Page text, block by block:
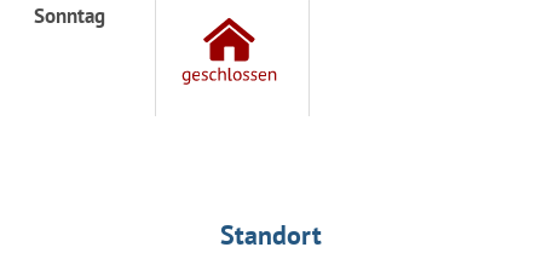
Sonntag
Standort